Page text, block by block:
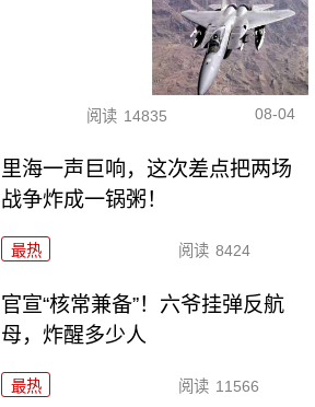
阅读 14835 08-04
里海一声巨响，这次差点把两场
战争炸成一锅粥！
最热 阅读 8424
官宣“核常兼备”！六爷挂弹反航
母，炸醒多少人
最热 阅读 11566